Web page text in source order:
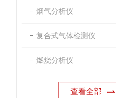
烟气分析仪
复合式气体检测仪
燃烧分析仪
查看全部